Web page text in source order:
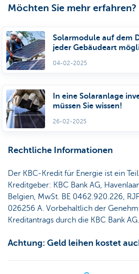
Möchten Sie mehr erfahren?
Solarmodule auf dem
jeder Gebäudeart
04-02-2025
In eine Solaranlage
müssen Sie wissen!
26-02-2025
Rechtliche Informationen
Der KBC-Kredit für Energie ist ein
Kreditgeber: KBC Bank AG,
Belgien, MwSt. BE 0462.920.226,
026256 A. Vorbehaltlich der
Kreditantrags durch die KBC Bank AG.
Achtung: Geld leihen kostet